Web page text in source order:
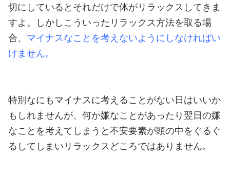
切にしているとそれだけで体がリラックスしてきま
すよ。
しかしこういったリラックス方法を取る場
合、 マイナスなことを考えないようにしなければい
けません。
特別なにもマイナスに考えることがない日はいいか
もしれませんが、何か嫌なことがあったり翌日の嫌
なことを考えてしまうと不安要素が頭の中をぐるぐ
るしてしまいリラックスどころではありません。